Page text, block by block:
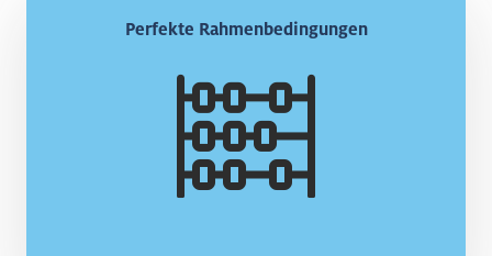
Perfekte Rahmenbedingungen
Perfekte Rahmenbedingungen
Anonymität der Investoren, niedrige Steuern, keine
Korruption – das macht die Firmengründung in
Luzern international attraktiv.